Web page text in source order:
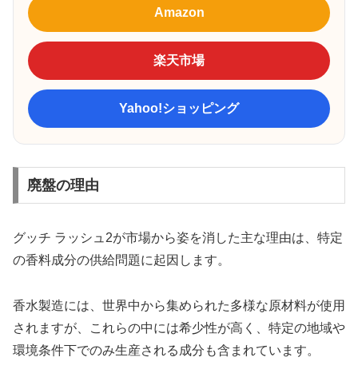
Amazon
楽天市場
Yahoo!ショッピング
廃盤の理由
グッチ ラッシュ2が市場から姿を消した主な理由は、特定
の香料成分の供給問題に起因します。
香水製造には、世界中から集められた多様な原材料が使用
されますが、これらの中には希少性が高く、特定の地域や
環境条件下でのみ生産される成分も含まれています。